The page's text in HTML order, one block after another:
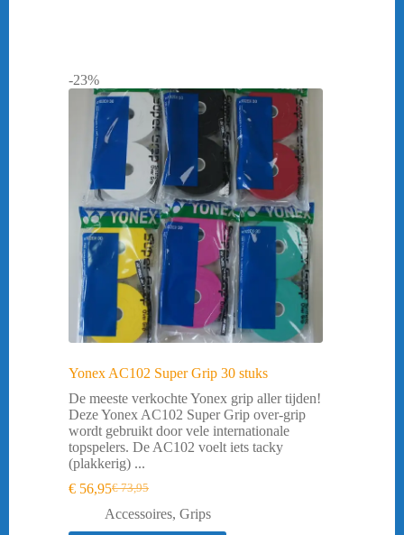
-23%
Yonex AC102 Super Grip 30 stuks
De meeste verkochte Yonex grip aller tijden!
Deze Yonex AC102 Super Grip over-grip
wordt gebruikt door vele internationale
topspelers. De AC102 voelt iets tacky
(plakkerig) ...
€73,95
Oorspronkelijke
prijs
€ 56,95Huidige
prijs
Accessoires, Grips